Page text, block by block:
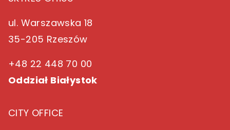
ul. Warszawska 18
35-205 Rzeszów
+48 22 448 70 00
Oddział Białystok
CITY OFFICE